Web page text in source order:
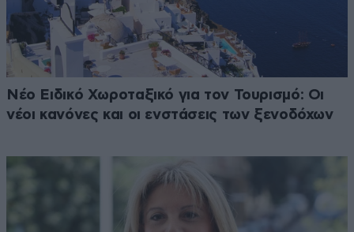
Νέο Ειδικό Χωροταξικό για τον Τουρισμό: Οι
νέοι κανόνες και οι ενστάσεις των ξενοδόχων